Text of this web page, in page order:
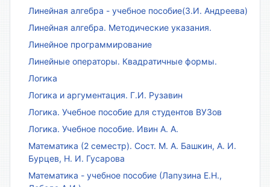
Линейная алгебра - учебное пособие(З.И. Андреева)
Линейная алгебра. Методические указания.
Линейное программирование
Линейные операторы. Квадратичные формы.
Логика
Логика и аргументация. Г.И. Рузавин
Логика. Учебное пособие для студентов ВУЗов
Логика. Учебное пособие. Ивин А. А.
Математика (2 семестр). Сост. М. А. Башкин, А. И.
Бурцев, Н. И. Гусарова
Математика - учебное пособие (Лапузина Е.Н.,